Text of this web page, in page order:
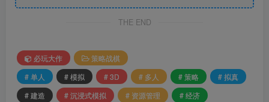
THE END
必玩大作
策略战棋
# 单人
# 模拟 # 3D # 多人 # 策略
# 拟真
# 建造
# 沉浸式模拟 # 资源管理
# 经济